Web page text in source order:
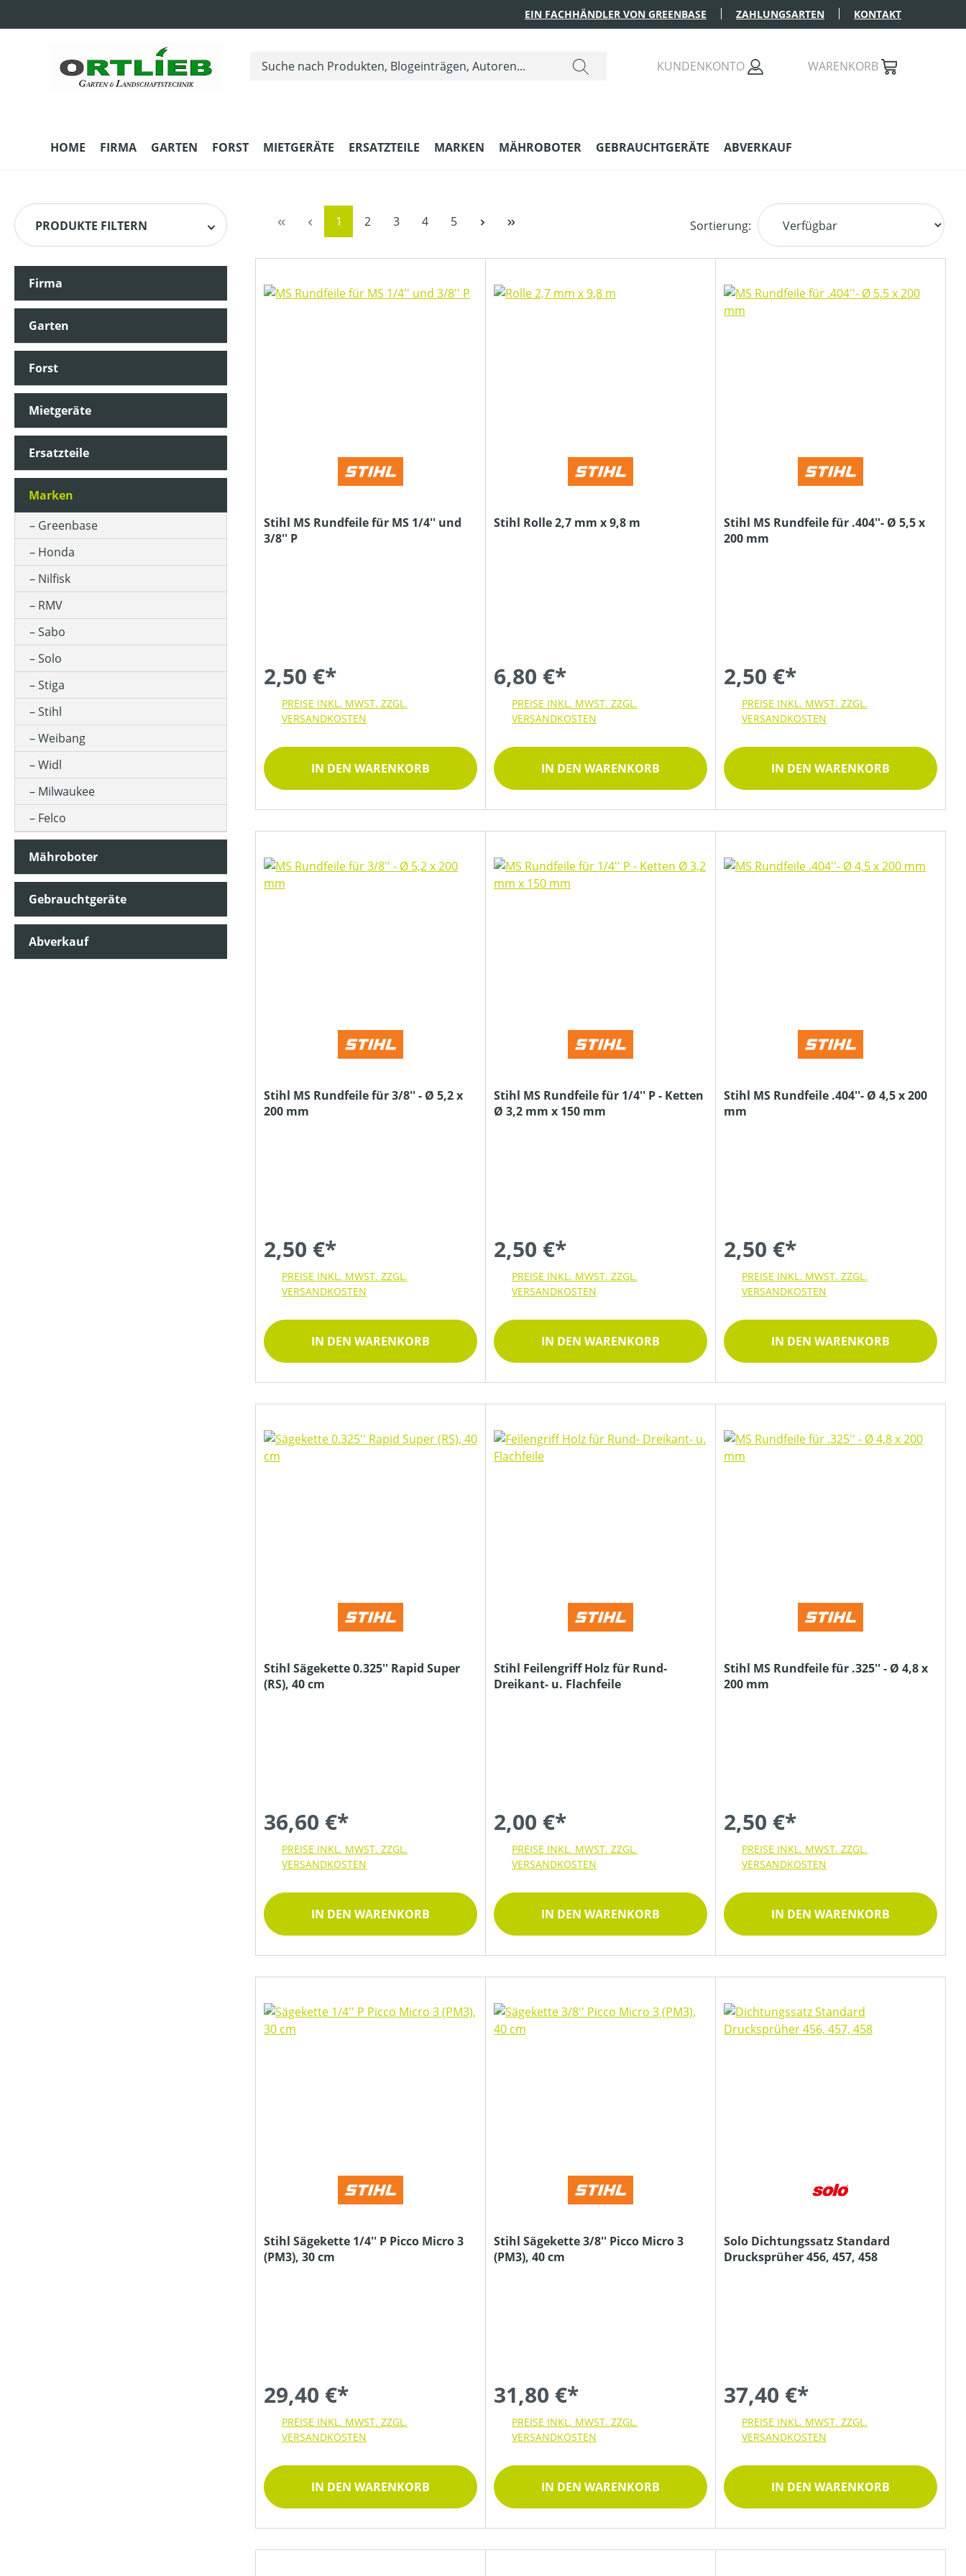
EIN FACHHÄNDLER VON GREENBASE ZAHLUNGSARTEN KONTAKT
KUNDENKONTO WARENKORB
HOME FIRMA GARTEN FORST MIETGERÄTE ERSATZTEILE MARKEN MÄHROBOTER GEBRAUCHTGERÄTE ABVERKAUF
PRODUKTE FILTERN
HERSTELLER
ANSAUGLEISTUNG (IN L/MIN)
ARBEITSBREITE (IN CM)
ARBEITSDRUCK (IN BAR)
ARBEITSHÖHE MIN-MAX (IN CM)
ARBEITSSTUFENANZAHL
ARBEITSTIEFE (IN MM)
ARBEITSZEIT (IN MIN)
ASTSTÄRKE MAX (IN MM)
AUSWURFART
BETRIEBSART
BEUTELVOLUMEN (IN L)
BÜRSTENDREHZAHL (IN UMDREHUNGEN/MIN)
MOTORLEISTUNG (IN UMDREHUNGEN/MIN)
Firma
Garten
Forst
Mietgeräte
Ersatzteile
Marken
Greenbase
Honda
Nilfisk
RMV
Sabo
Solo
Stiga
Stihl
Weibang
Widl
Milwaukee
Felco
Mähroboter
Gebrauchtgeräte
Abverkauf
Seite
1 Seite
2 Seite
3 Seite
4 Seite
5 Sortierung:
Stihl MS Rundfeile für MS 1/4'' und
3/8'' P
2,50 €*
PREISE INKL. MWST. ZZGL.
VERSANDKOSTEN
IN DEN WARENKORB
Stihl Rolle 2,7 mm x 9,8 m
6,80 €*
PREISE INKL. MWST. ZZGL.
VERSANDKOSTEN
IN DEN WARENKORB
Stihl MS Rundfeile für .404''- Ø 5,5 x
200 mm
2,50 €*
PREISE INKL. MWST. ZZGL.
VERSANDKOSTEN
IN DEN WARENKORB
Stihl MS Rundfeile für 3/8'' - Ø 5,2 x
200 mm
2,50 €*
PREISE INKL. MWST. ZZGL.
VERSANDKOSTEN
IN DEN WARENKORB
Stihl MS Rundfeile für 1/4'' P - Ketten
Ø 3,2 mm x 150 mm
2,50 €*
PREISE INKL. MWST. ZZGL.
VERSANDKOSTEN
IN DEN WARENKORB
Stihl MS Rundfeile .404''- Ø 4,5 x 200
mm
2,50 €*
PREISE INKL. MWST. ZZGL.
VERSANDKOSTEN
IN DEN WARENKORB
Stihl Sägekette 0.325'' Rapid Super
(RS), 40 cm
36,60 €*
PREISE INKL. MWST. ZZGL.
VERSANDKOSTEN
IN DEN WARENKORB
Stihl Feilengriff Holz für Rund-
Dreikant- u. Flachfeile
2,00 €*
PREISE INKL. MWST. ZZGL.
VERSANDKOSTEN
IN DEN WARENKORB
Stihl MS Rundfeile für .325'' - Ø 4,8 x
200 mm
2,50 €*
PREISE INKL. MWST. ZZGL.
VERSANDKOSTEN
IN DEN WARENKORB
Stihl Sägekette 1/4'' P Picco Micro 3
(PM3), 30 cm
29,40 €*
PREISE INKL. MWST. ZZGL.
VERSANDKOSTEN
IN DEN WARENKORB
Stihl Sägekette 3/8'' Picco Micro 3
(PM3), 40 cm
31,80 €*
PREISE INKL. MWST. ZZGL.
VERSANDKOSTEN
IN DEN WARENKORB
Solo Dichtungssatz Standard
Drucksprüher 456, 457, 458
37,40 €*
PREISE INKL. MWST. ZZGL.
VERSANDKOSTEN
IN DEN WARENKORB